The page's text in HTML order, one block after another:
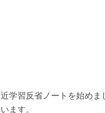
学習反省ノートを始めま
ます。